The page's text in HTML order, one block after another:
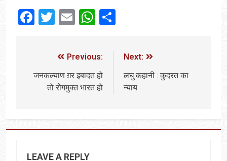
Facebook
Twitter
EmailWhatsApp
Previous:
जनकल्याण ग़र इबादत हो
तो रोगमुक्त भारत हो
Next:
लघु कहानी : कुदरत का
न्याय
LEAVE A REPLY